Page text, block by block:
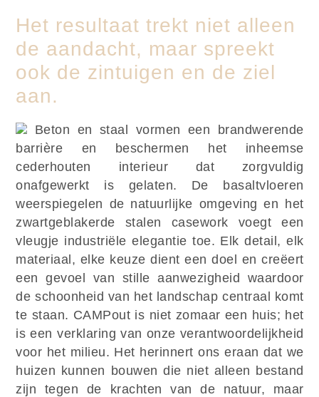
Het resultaat trekt niet alleen
de aandacht, maar spreekt
ook de zintuigen en de ziel
aan.
Beton en staal vormen een brandwerende
barrière en beschermen het inheemse
cederhouten interieur dat zorgvuldig
onafgewerkt is gelaten. De basaltvloeren
weerspiegelen de natuurlijke omgeving en het
zwartgeblakerde stalen casework voegt een
vleugje industriële elegantie toe. Elk detail, elk
materiaal, elke keuze dient een doel en creëert
een gevoel van stille aanwezigheid waardoor
de schoonheid van het landschap centraal komt
te staan. CAMPout is niet zomaar een huis; het
is een verklaring van onze verantwoordelijkheid
voor het milieu. Het herinnert ons eraan dat we
huizen kunnen bouwen die niet alleen bestand
zijn tegen de krachten van de natuur, maar